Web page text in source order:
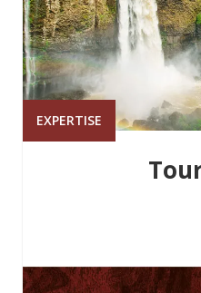
EXPERTISE